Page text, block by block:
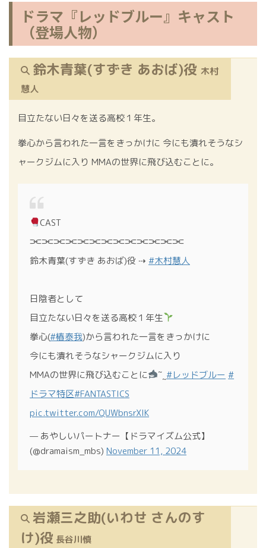
ドラマ『レッドブルー』キャスト
（登場人物）
鈴木青葉(すずき あおば)役 木村
慧人
目立たない日々を送る高校１年生。
拳心から言われた一言をきっかけに 今にも潰れそうなシ
ャークジムに入り MMAの世界に飛び込むことに。
CAST
⫘⫘⫘⫘⫘⫘⫘⫘⫘⫘⫘⫘⫘
鈴木青葉(すずき あおば)役 ⇢ #木村慧人
日陰者として
目立たない日々を送る高校１年生
拳心(#椿泰我)から言われた一言をきっかけに
今にも潰れそうなシャークジムに入り
MMAの世界に飛び込むことに
˜˷ #レッドブルー #
ドラマ特区#FANTASTICS
pic.twitter.com/QUWbnsrXlK
— あやしいパートナー【ドラマイズム公式】
(@dramaism_mbs) November 11, 2024
岩瀬三之助(いわせ さんのす
け)役 長谷川慎